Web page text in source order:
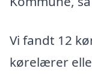
Vi fandt 12
kørelærer